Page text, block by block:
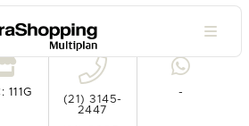
Ver no mapa
111G
(21) 3145-
2447
-